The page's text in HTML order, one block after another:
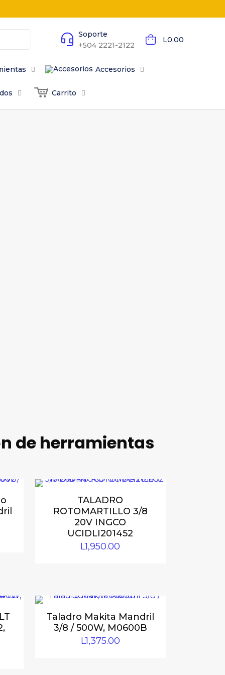
Soporte
+504 2221-2122
L0.00
Accesorios
Carrito
de herramientas
TALADRO
ROTOMARTILLO 3/8
20V INGCO
UCIDLI201452
L1,950.00
Taladro Makita Mandril
3/8 / 500W, M0600B
L1,375.00